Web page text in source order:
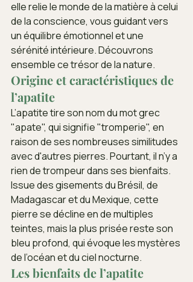
elle relie le monde de la matière à celui
de la conscience, vous guidant vers
un équilibre émotionnel et une
sérénité intérieure. Découvrons
ensemble ce trésor de la nature.
Origine et caractéristiques de
l’apatite
L’apatite tire son nom du mot grec
"apate", qui signifie "tromperie", en
raison de ses nombreuses similitudes
avec d'autres pierres. Pourtant, il n’y a
rien de trompeur dans ses bienfaits.
Issue des gisements du Brésil, de
Madagascar et du Mexique, cette
pierre se décline en de multiples
teintes, mais la plus prisée reste son
bleu profond, qui évoque les mystères
de l’océan et du ciel nocturne.
Les bienfaits de l’apatite